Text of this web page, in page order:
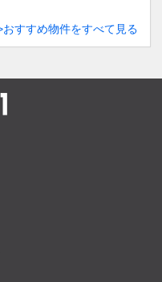
おすすめ物件をすべて見る